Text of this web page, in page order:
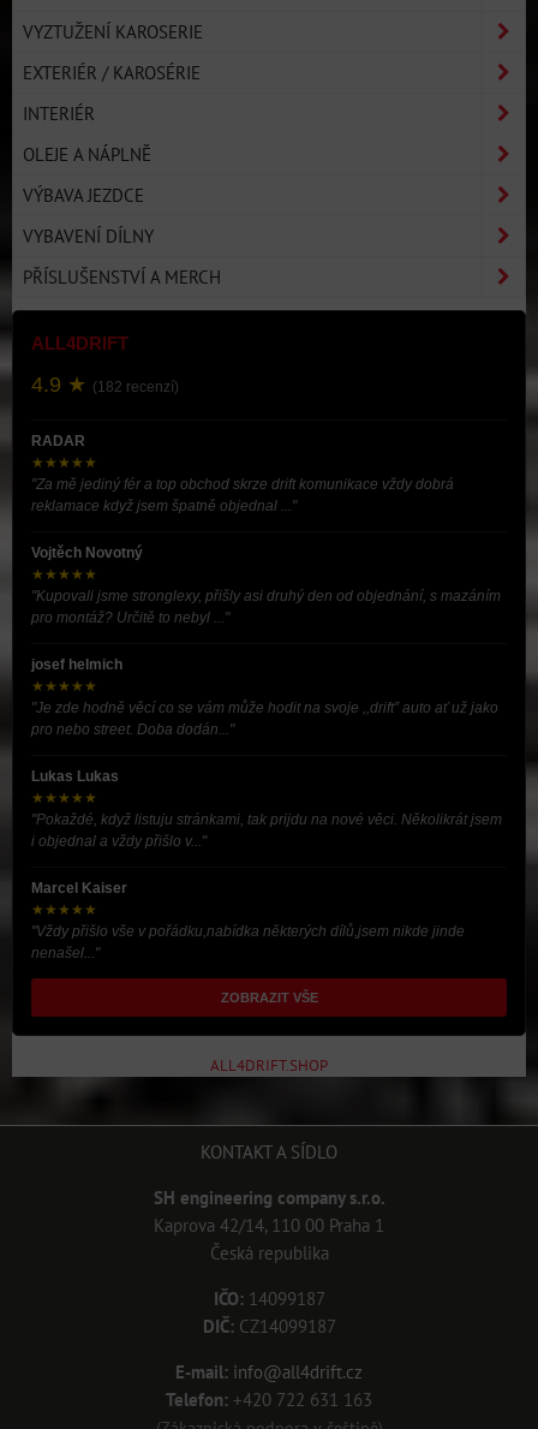
VYZTUŽENÍ KAROSERIE
EXTERIÉR / KAROSÉRIE
INTERIÉR
OLEJE A NÁPLNĚ
VÝBAVA JEZDCE
VYBAVENÍ DÍLNY
PŘÍSLUŠENSTVÍ A MERCH
ALL4DRIFT
4.9 ★ (182 recenzí)
RADAR
★★★★★
"Za mě jediný fér a top obchod skrze drift komunikace vždy dobrá
reklamace když jsem špatně objednal ..."
Vojtěch Novotný
★★★★★
"Kupovali jsme stronglexy, přišly asi druhý den od objednání, s mazáním
pro montáž? Určitě to nebyl ..."
josef helmich
★★★★★
"Je zde hodně věcí co se vám může hodit na svoje ,,drift” auto ať už jako
pro nebo street. Doba dodán..."
Lukas Lukas
★★★★★
"Pokaždé, když listuju stránkami, tak prijdu na nové věci. Několikrát jsem
i objednal a vždy přišlo v..."
Marcel Kaiser
★★★★★
"Vždy přišlo vše v pořádku,nabídka některých dílů,jsem nikde jinde
nenašel..."
ZOBRAZIT VŠE
ALL4DRIFT.SHOP
KONTAKT A SÍDLO
SH engineering company s.r.o.
Kaprova 42/14, 110 00 Praha 1
Česká republika
IČO:14099187
DIČ:CZ14099187
E-mail: info@all4drift.cz
Telefon: +420 722 631 163